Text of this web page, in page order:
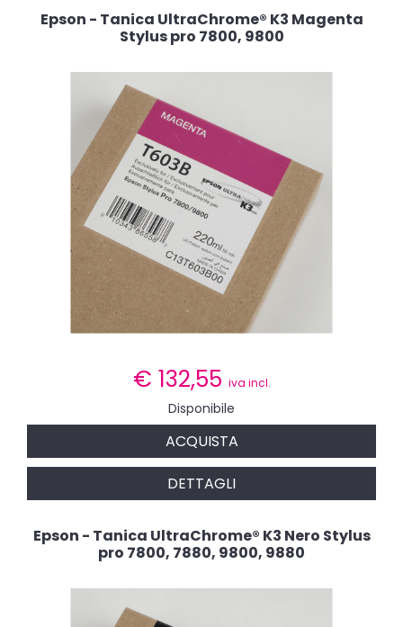
Epson - Tanica UltraChrome® K3 Magenta
Stylus pro 7800, 9800
€ 132,55 iva incl.
Disponibile
ACQUISTA
DETTAGLI
Epson - Tanica UltraChrome® K3 Nero Stylus
pro 7800, 7880, 9800, 9880